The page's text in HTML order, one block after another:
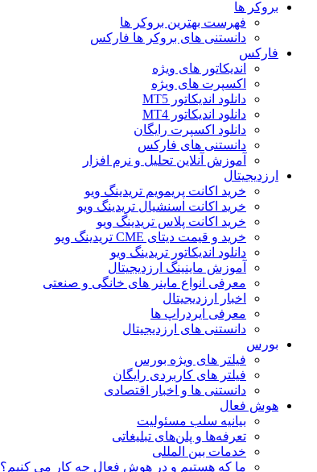
بروکر ها
فهرست بهترین بروکر ها
دانستنی های بروکر ها فارکس
فارکس
اندیکاتور های ویژه
اکسپرت های ویژه
دانلود اندیکاتور MT5
دانلود اندیکاتور MT4
دانلود اکسپرت رایگان
دانستنی های فارکس
آموزش آنلاین تحلیل و نرم افزار
ارزدیجیتال
خرید اکانت پریمویم تریدینگ ویو
خرید اکانت اسنشیال تریدینگ ویو
خرید اکانت پلاس تریدینگ ویو
خرید و قیمت دیتای CME تریدینگ ویو
دانلود اندیکاتور تریدینگ ویو
آموزش ماینینگ ارزدیجیتال
معرفی انواع ماینر های خانگی و صنعتی
اخبار ارزدیجیتال
معرفی ایردراپ ها
دانستنی های ارزدیجیتال
بورس
فیلتر های ویژه بورس
فیلتر های کاربردی رایگان
دانستنی ها و اخبار اقتصادی
هوش فعال
بیانیه سلب مسئولیت
تعرفه‌ها و پلن‌های تبلیغاتی
خدمات بین المللی
ما که هستیم و در هوش فعال چه کار می کنیم؟